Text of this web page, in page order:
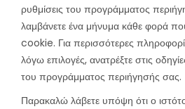
ρυθμίσεις του προγράμματος
λαμβάνετε ένα μήνυμα κάθε φορά
cookie. Για περισσότερες
λόγω επιλογές, ανατρέξτε στις
του προγράμματος περιήγησής σας.
Παρακαλώ λάβετε υπόψη ότι ο